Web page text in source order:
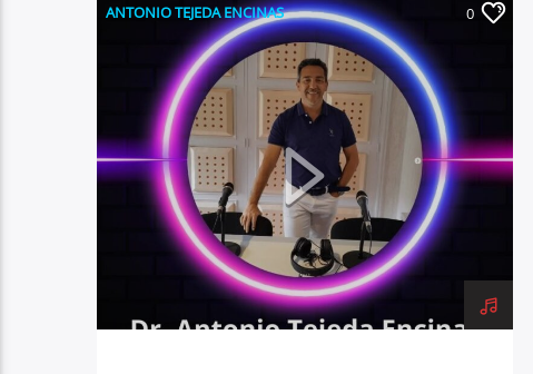
ANTONIO TEJEDA ENCINAS
CONFERENCIAS
RADIO HEMISFÉRICA GLOBAL
RADIO HEMISFÉRICA TENERIFE
0